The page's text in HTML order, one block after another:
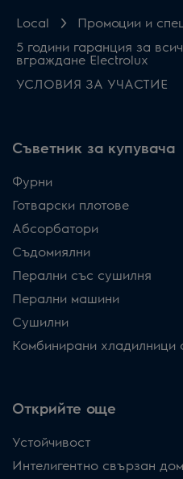
Local
Промоции и
5 години гаранция за
вграждане Electrolux
УСЛОВИЯ ЗА УЧАСТИЕ
Съветник за купувача
Фурни
Готварски плотове
Абсорбатори
Съдомиялни
Перални със сушилня
Перални машини
Сушилни
Комбинирани хладилници
Открийте още
Устойчивост
Интелигентно свързан дом